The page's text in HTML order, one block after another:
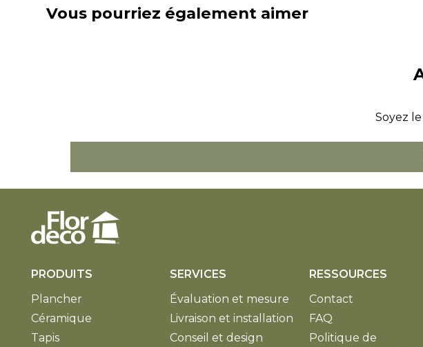
Vous pourriez également aimer
Soyez
PRODUITS
Plancher
Céramique
Tapis
SERVICES
Évaluation et mesure
Livraison et installation
Conseil et design
RESSOURCES
Contact
FAQ
Politique de